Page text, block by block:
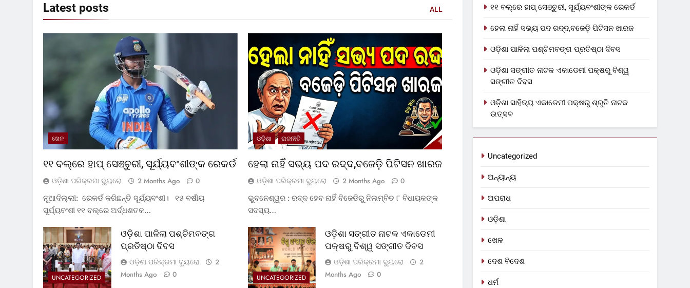
Latest posts ALL
ଖେଳ
୧୧ ବଲ୍‌ରେ ହାପ୍ ସେଞ୍ଚୁରୀ, ସୂର୍ଯ୍ୟବଂଶୀଙ୍କ ରେକର୍ଡ
ଓଡ଼ିଶା ପରିକ୍ରମା ବ୍ୟୁରୋ 2 Months Ago
0
ନୂଆଦିଲ୍ଲୀ: ରେକର୍ଡ କରିଛନ୍ତି ସୂର୍ଯ୍ୟବଂଶୀ। ୧୫ ବର୍ଷୀୟ
ସୂର୍ଯ୍ୟବଂଶୀ ୧୧ ବଲ୍‌ରେ ଅର୍ଦ୍ଧଶତକ…
ଓଡ଼ିଶା ରାଜନୀତି
ହେଲା ନାହିଁ ସଭ୍ୟ ପଦ ରଦ୍ଦ,ବଜେଡ଼ି ପିଟିସନ ଖାରଜ
ଓଡ଼ିଶା ପରିକ୍ରମା ବ୍ୟୁରୋ 2 Months Ago
0
ଭୁବନେଶ୍ୱର : ରଦ୍ଦ ହେବ ନାହିଁ ବିଜେଡିରୁ ନିଲମ୍ବିତ ୮ ବିଧାୟକଙ୍କ
ସଦସ୍ୟ…
UNCATEGORIZED
ଓଡ଼ିଶା ପାଳିଲା ପଶ୍ଚିମବଙ୍ଗ
ପ୍ରତିଷ୍ଠା ଦିବସ
ଓଡ଼ିଶା ପରିକ୍ରମା ବ୍ୟୁରୋ
2
Months Ago
0 UNCATEGORIZED
ଓଡ଼ିଶା ସଙ୍ଗୀତ ନାଟକ ଏକାଡେମୀ
ପକ୍ଷରୁ ବିଶ୍ୱ ସଙ୍ଗୀତ ଦିବସ
ଓଡ଼ିଶା ପରିକ୍ରମା ବ୍ୟୁରୋ
2
Months Ago
0
୧୧ ବଲ୍‌ରେ ହାପ୍ ସେଞ୍ଚୁରୀ, ସୂର୍ଯ୍ୟବଂଶୀଙ୍କ ରେକର୍ଡ
ହେଲା ନାହିଁ ସଭ୍ୟ ପଦ ରଦ୍ଦ,ବଜେଡ଼ି ପିଟିସନ ଖାରଜ
ଓଡ଼ିଶା ପାଳିଲା ପଶ୍ଚିମବଙ୍ଗ ପ୍ରତିଷ୍ଠା ଦିବସ
ଓଡ଼ିଶା ସଙ୍ଗୀତ ନାଟକ ଏକାଡେମୀ ପକ୍ଷରୁ ବିଶ୍ୱ
ସଙ୍ଗୀତ ଦିବସ
ଓଡ଼ିଶା ସାହିତ୍ୟ ଏକାଡେମୀ ପକ୍ଷରୁ ଶ୍ରୁତି ନାଟକ
ଉତ୍ସବ
Uncategorized
ଅନ୍ୟାନ୍ୟ
ଅପରାଧ
ଓଡ଼ିଶା
ଖେଳ
ଦେଶ ବିଦେଶ
ଧର୍ମ